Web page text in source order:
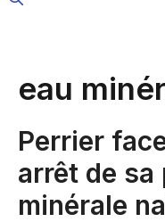
eau
Perrier
arrêt de sa
minérale